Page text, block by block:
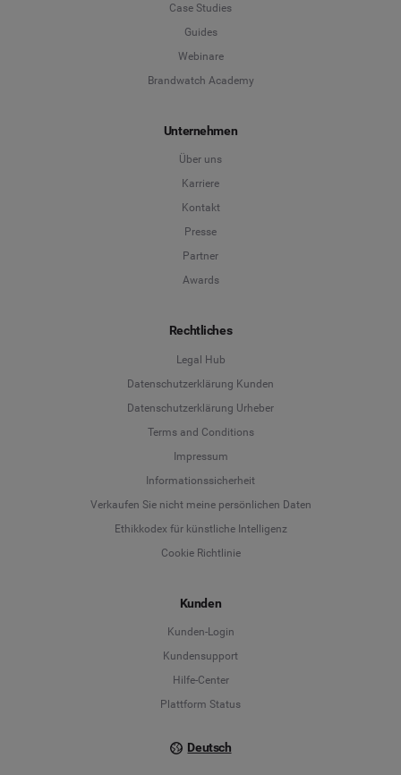
Case Studies
Guides
Webinare
Brandwatch Academy
Unternehmen
Über uns
Karriere
Kontakt
Presse
Partner
Awards
Rechtliches
Legal Hub
Datenschutzerklärung Kunden
Datenschutzerklärung Urheber
Terms and Conditions
Impressum
Informationssicherheit
Verkaufen Sie nicht meine persönlichen Daten
Ethikkodex für künstliche Intelligenz
Cookie Richtlinie
Kunden
Kunden-Login
Kundensupport
Hilfe-Center
Plattform Status
Deutsch
Deutsch
English